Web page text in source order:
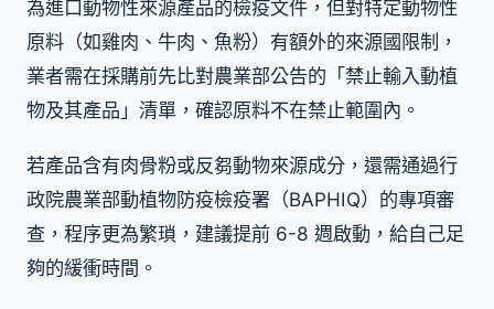
為進口動物性來源產品的檢疫文件，但對特定動物性
原料（如雞肉、牛肉、魚粉）有額外的來源國限制，
業者需在採購前先比對農業部公告的「禁止輸入動植
物及其產品」清單，確認原料不在禁止範圍內。
若產品含有肉骨粉或反芻動物來源成分，還需通過行
政院農業部動植物防疫檢疫署（BAPHIQ）的專項審
查，程序更為繁瑣，建議提前 6-8 週啟動，給自己足
夠的緩衝時間。